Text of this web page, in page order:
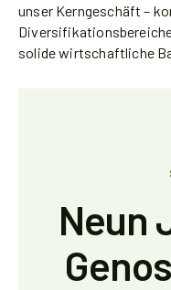
unser Kerngeschäft –
solide wirtschaftliche
Neun